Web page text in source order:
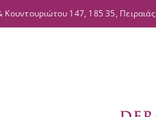
147, 185 35, Πειραιάς